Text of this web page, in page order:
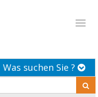
Was suchen Sie ?